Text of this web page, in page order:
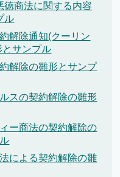
徳商法に関する内容
ル
解除通知(クーリン
とサンプル
解除の雛形とサンプ
スの契約解除の雛形
ー商法の契約解除の
による契約解除の雛